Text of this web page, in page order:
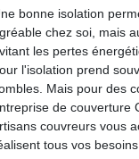
bonne isolation
chez soi, mais
les pertes
l'isolation prend
Mais pour des
de couverture
couvreurs vous
tous vos